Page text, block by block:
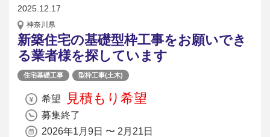
2025.12.17
神奈川県
新築住宅の基礎型枠工事をお願いでき
る業者様を探しています
住宅基礎工事 型枠工事(土木)
希望 見積もり希望
募集終了
2026年1月9日 〜 2月21日